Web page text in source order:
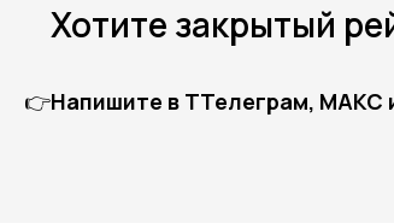
Хотите закрытый
👉Напишите в TТелеграм, MAКС